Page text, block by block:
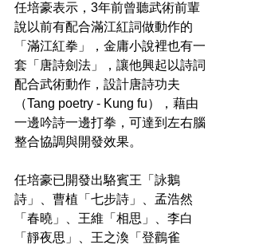
任培豪表示，3年前曾聽武術前輩
說以前有配合滿江紅詞做動作的
「滿江紅拳」，金庸小說裡也有一
套「唐詩劍法」，讓他興起以詩詞
配合武術動作，設計唐詩功夫
（Tang poetry - Kung fu），藉由
一邊吟詩一邊打拳，可達到左右腦
整合協調與開發效果。
任培豪已開發出駱賓王「詠鵝
詩」、曹植「七步詩」、孟浩然
「春曉」、王維「相思」、李白
「靜夜思」、王之渙「登鸛雀